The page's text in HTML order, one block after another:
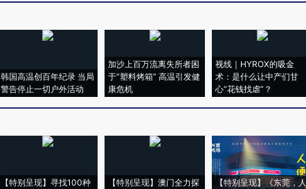
韩国高温创百年纪录 当局
警告停止一切户外活动
加沙上百万流离失所者困
于“塑料烤箱” 高温引发健
康危机
视线｜HYROX的吸金
术：是什么让中产们甘
心“花钱找虐”？
【特别呈现】寻找100种
【特别呈现】澳门全力探
【特别呈现】《东莞，人